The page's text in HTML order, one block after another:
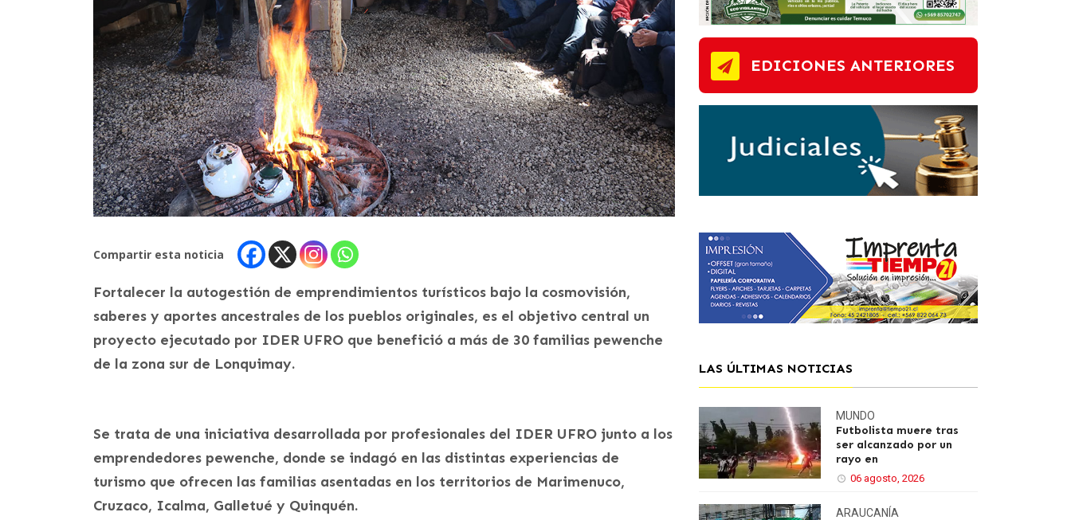
Compartir esta noticia
Fortalecer la autogestión de emprendimientos turísticos bajo la cosmovisión,
saberes y aportes ancestrales de los pueblos originales, es el objetivo central un
proyecto ejecutado por IDER UFRO que benefició a más de 30 familias pewenche
de la zona sur de Lonquimay.
Se trata de una iniciativa desarrollada por profesionales del IDER UFRO junto a los
emprendedores pewenche, donde se indagó en las distintas experiencias de
turismo que ofrecen las familias asentadas en los territorios de Marimenuco,
Cruzaco, Icalma, Galletué y Quinquén.
EDICIONES ANTERIORES
LAS ÚLTIMAS NOTICIAS
MUNDO
Futbolista muere tras
ser alcanzado por un
rayo en
06 agosto, 2026
ARAUCANÍA